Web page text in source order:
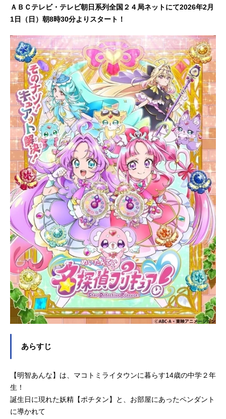
ＡＢＣテレビ・テレビ朝日系列全国２４局ネットにて2026年2月
1日（日）朝8時30分よりスタート！
あらすじ
【明智あんな】は、マコトミライタウンに暮らす14歳の中学２年
生！
誕生日に現れた妖精【ポチタン】と、お部屋にあったペンダント
に導かれて